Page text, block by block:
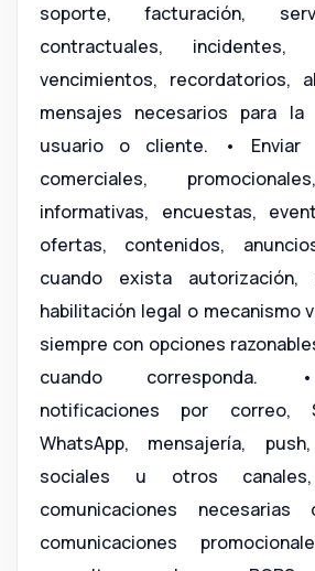
soporte, facturación,
contractuales, incidentes,
vencimientos, recordatorios,
mensajes necesarios para
usuario o cliente. • Enviar
comerciales,
informativas, encuestas,
ofertas, contenidos,
cuando exista autorización,
habilitación legal o mecanismo
siempre con opciones
cuando corresponda.
notificaciones por correo,
WhatsApp, mensajería,
sociales u otros canales,
comunicaciones
comunicaciones